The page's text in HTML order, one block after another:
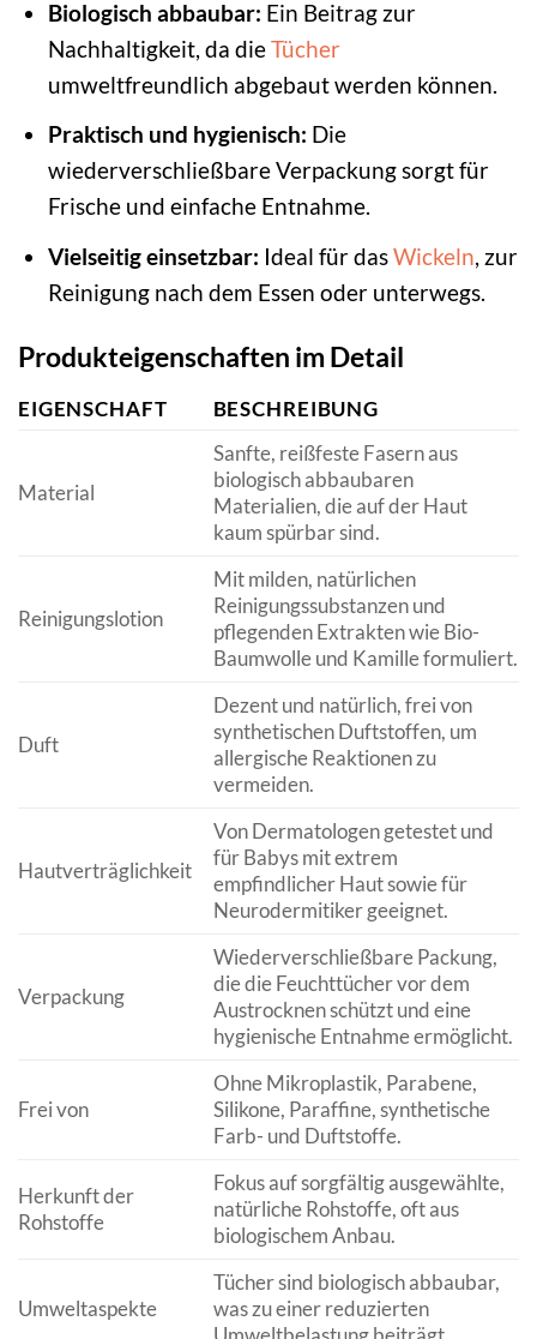
Biologisch abbaubar: Ein Beitrag zur
Nachhaltigkeit, da dieTücher
umweltfreundlich abgebaut werden können.
Praktisch und hygienisch: Die
wiederverschließbare Verpackung sorgt für
Frische und einfache Entnahme.
Vielseitig einsetzbar: Ideal für dasWickeln , zur
Reinigung nach dem Essen oder unterwegs.
Produkteigenschaften im Detail
EIGENSCHAFT BESCHREIBUNG
Material
Sanfte, reißfeste Fasern aus
biologisch abbaubaren
Materialien, die auf der Haut
kaum spürbar sind.
Reinigungslotion
Mit milden, natürlichen
Reinigungssubstanzen und
pflegenden Extrakten wie Bio-
Baumwolle und Kamille formuliert.
Duft
Dezent und natürlich, frei von
synthetischen Duftstoffen, um
allergische Reaktionen zu
vermeiden.
Hautverträglichkeit
Von Dermatologen getestet und
für Babys mit extrem
empfindlicher Haut sowie für
Neurodermitiker geeignet.
Verpackung
Wiederverschließbare Packung,
die die Feuchttücher vor dem
Austrocknen schützt und eine
hygienische Entnahme ermöglicht.
Frei von
Ohne Mikroplastik, Parabene,
Silikone, Paraffine, synthetische
Farb- und Duftstoffe.
Herkunft der
Rohstoffe
Fokus auf sorgfältig ausgewählte,
natürliche Rohstoffe, oft aus
biologischem Anbau.
Umweltaspekte
Tücher sind biologisch abbaubar,
was zu einer reduzierten